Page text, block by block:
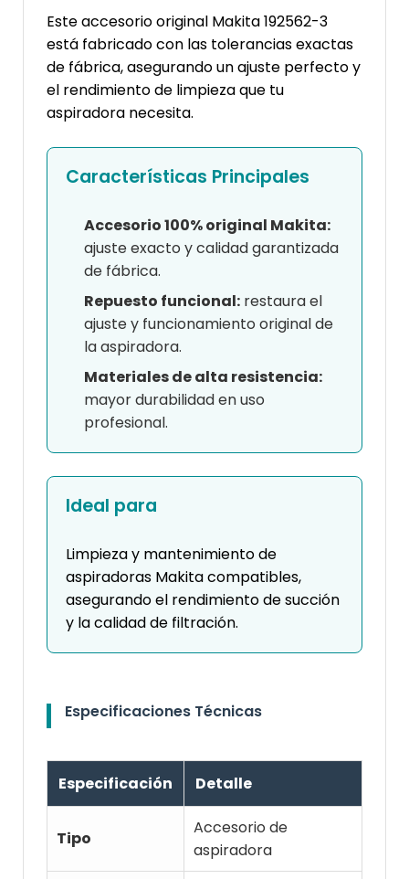
Este accesorio original Makita 192562-3
está fabricado con las tolerancias exactas
de fábrica, asegurando un ajuste perfecto y
el rendimiento de limpieza que tu
aspiradora necesita.
Características Principales
Accesorio 100% original Makita:
ajuste exacto y calidad garantizada
de fábrica.
Repuesto funcional: restaura el
ajuste y funcionamiento original de
la aspiradora.
Materiales de alta resistencia:
mayor durabilidad en uso
profesional.
Ideal para
Limpieza y mantenimiento de
aspiradoras Makita compatibles,
asegurando el rendimiento de succión
y la calidad de filtración.
Especificaciones Técnicas
Especificación Detalle
Tipo
Accesorio de
aspiradora